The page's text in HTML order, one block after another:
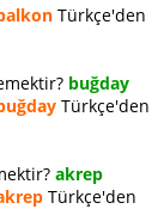
Türkçe'den
buğday
Türkçe'den
akrep
Türkçe'den